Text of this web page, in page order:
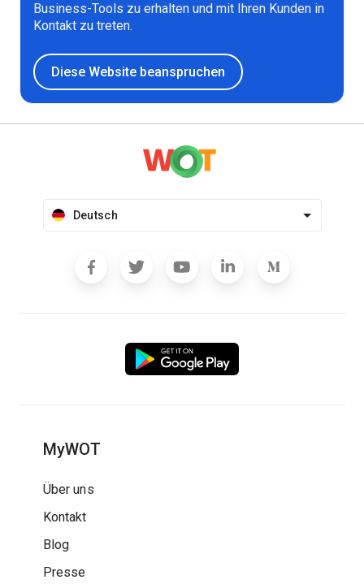
Business-Tools zu erhalten und mit Ihren Kunden in
Kontakt zu treten.
Diese Website beanspruchen
Deutsch
MyWOT
Über uns
Kontakt
Blog
Presse